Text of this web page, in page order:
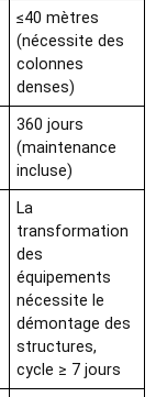
≤40 mètres
(nécessite des
colonnes
denses)
360 jours
(maintenance
incluse)
La
transformation
des
équipements
nécessite le
démontage des
structures,
cycle ≥ 7 jours